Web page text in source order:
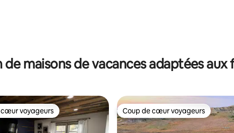
base de 54 commentaires : 4,69 sur 5
de maisons de vacances adaptées aux
voyageurs
voyageurs Coup de cœur voyageurs
Coup de cœur voyageurs